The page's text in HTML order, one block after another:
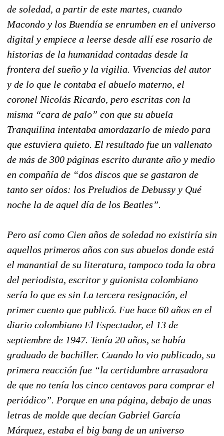
de soledad, a partir de este martes, cuando
Macondo y los Buendía se enrumben en el universo
digital y empiece a leerse desde allí ese rosario de
historias de la humanidad contadas desde la
frontera del sueño y la vigilia. Vivencias del autor
y de lo que le contaba el abuelo materno, el
coronel Nicolás Ricardo, pero escritas con la
misma “cara de palo” con que su abuela
Tranquilina intentaba amordazarlo de miedo para
que estuviera quieto. El resultado fue un vallenato
de más de 300 páginas escrito durante año y medio
en compañía de “dos discos que se gastaron de
tanto ser oídos: los Preludios de Debussy y Qué
noche la de aquel día de los Beatles”.
Pero así como Cien años de soledad no existiría sin
aquellos primeros años con sus abuelos donde está
el manantial de su literatura, tampoco toda la obra
del periodista, escritor y guionista colombiano
sería lo que es sin La tercera resignación, el
primer cuento que publicó. Fue hace 60 años en el
diario colombiano El Espectador, el 13 de
septiembre de 1947. Tenía 20 años, se había
graduado de bachiller. Cuando lo vio publicado, su
primera reacción fue “la certidumbre arrasadora
de que no tenía los cinco centavos para comprar el
periódico”. Porque en una página, debajo de unas
letras de molde que decían Gabriel García
Márquez, estaba el big bang de un universo